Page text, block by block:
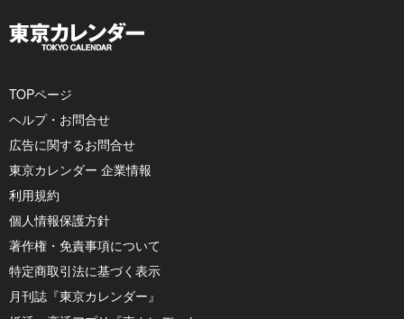
TOPページ
ヘルプ・お問合せ
広告に関するお問合せ
東京カレンダー 企業情報
利用規約
個人情報保護方針
著作権・免責事項について
特定商取引法に基づく表示
月刊誌『東京カレンダー』